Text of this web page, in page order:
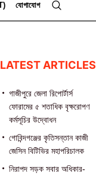
যোগাযোগ
LATEST ARTICLES
গাজীপুরে জেলা রিপোর্টার্স
ফোরামের ৫ শতাধিক বৃক্ষরোপণ
কর্মসূচির উদ্বোধন
গোবিন্দগঞ্জের কৃতিসন্তান কাজী
জেসিন বিটিভির মহাপরিচালক
নিরাপদ সড়ক সবার অধিকার-